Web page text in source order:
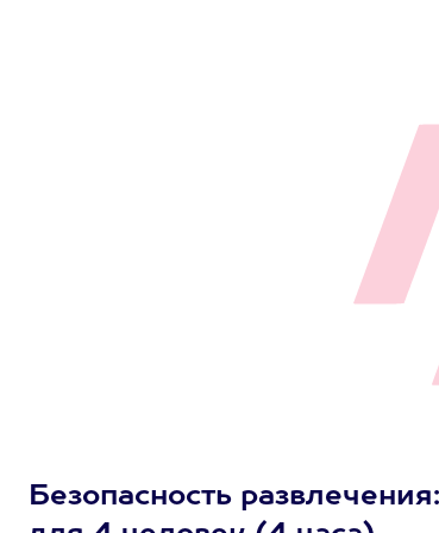
Безопасность